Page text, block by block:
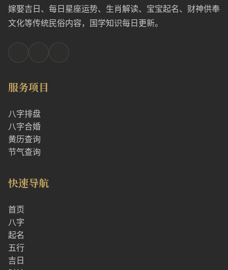
嫁娶吉日、每日星座运势、生肖解读、宝宝起名、财神供奉
文化等传统民俗内容，国学知识每日更新。
服务项目
八字排盘
八字合婚
黄历查询
节气查询
快速导航
首页
八字
起名
五行
吉日